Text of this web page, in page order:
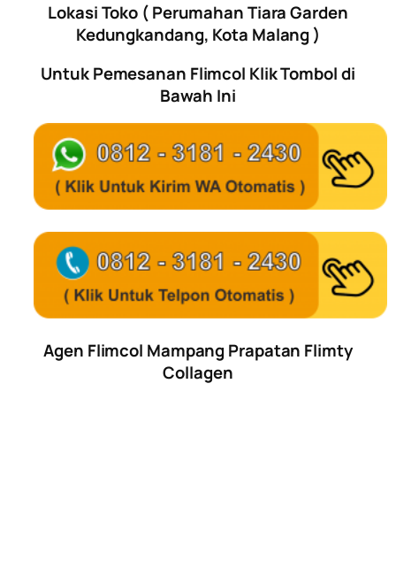
Lokasi Toko ( Perumahan Tiara Garden
Kedungkandang, Kota Malang )
Untuk Pemesanan Flimcol Klik Tombol di
Bawah Ini
Agen Flimcol Mampang Prapatan Flimty
Collagen